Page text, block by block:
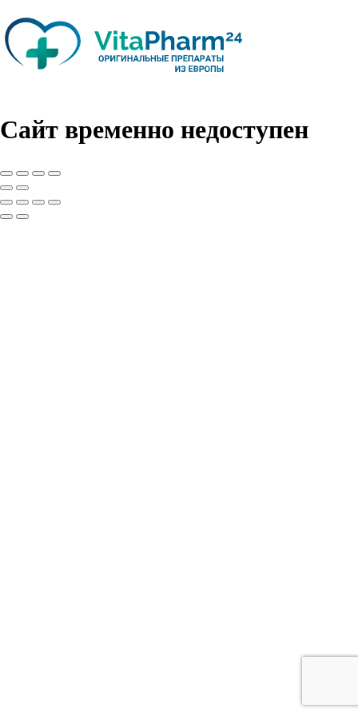
Сайт временно недоступен